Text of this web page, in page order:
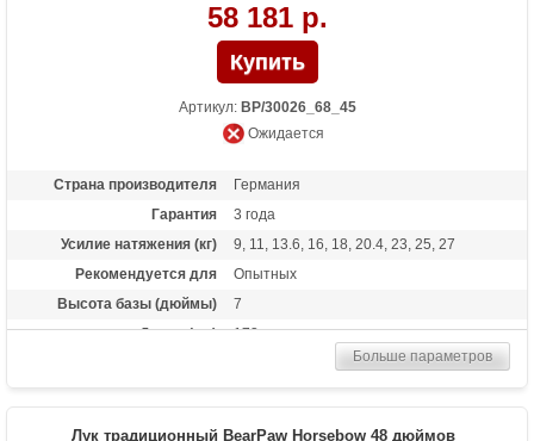
58 181 р.
Артикул: BP/30026_68_45
Ожидается
Страна производителя
Германия
Гарантия
3 года
Усилие натяжения (кг)
9, 11, 13.6, 16, 18, 20.4, 23, 25, 27
Рекомендуется для
Опытных
Высота базы (дюймы)
7
Длина (см)
173
Полочка, чехол, тетива Whisper String
Материалы изделия
клен, орех, оливковое дерево
Больше параметров
Лук традиционный BearPaw Horsebow 48 дюймов